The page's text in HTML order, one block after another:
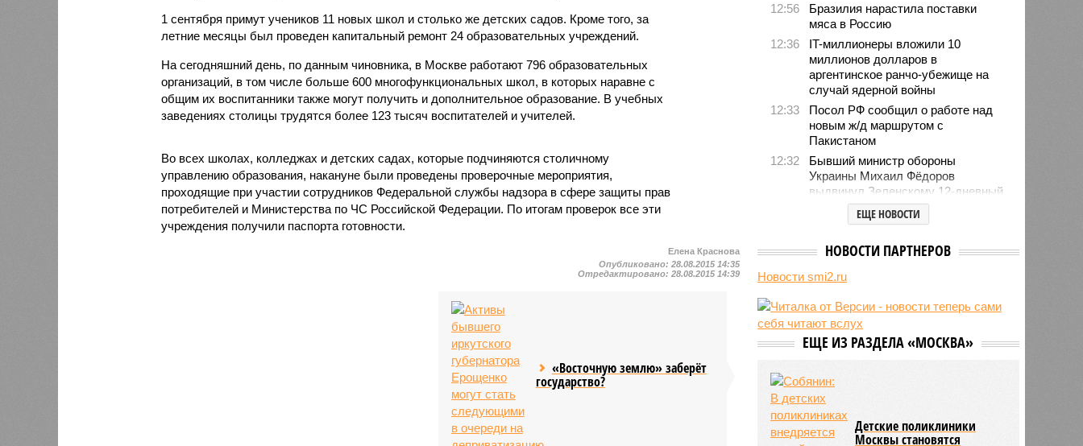
1 сентября примут учеников 11 новых школ и столько же детских садов. Кроме того, за
летние месяцы был проведен капитальный ремонт 24 образовательных учреждений.
На сегодняшний день, по данным чиновника, в Москве работают 796 образовательных
организаций, в том числе больше 600 многофункциональных школ, в которых наравне с
общим их воспитанники также могут получить и дополнительное образование. В учебных
заведениях столицы трудятся более 123 тысяч воспитателей и учителей.
Во всех школах, колледжах и детских садах, которые подчиняются столичному
управлению образования, накануне были проведены проверочные мероприятия,
проходящие при участии сотрудников Федеральной службы надзора в сфере защиты прав
потребителей и Министерства по ЧС Российской Федерации. По итогам проверок все эти
учреждения получили паспорта готовности.
Елена Краснова
Опубликовано:28.08.2015 14:35
Отредактировано:28.08.2015 14:39
«Восточную землю» заберёт
государство?
12:56
Бразилия нарастила поставки
мяса в Россию
12:36
IT-миллионеры вложили 10
миллионов долларов в
аргентинское ранчо-убежище на
случай ядерной войны
12:33
Посол РФ сообщил о работе над
новым ж/д маршрутом с
Пакистаном
12:32
Бывший министр обороны
Украины Михаил Фёдоров
выдвинул Зеленскому 12-дневный
ультиматум
Удары США лишь замедлили
блогер передумал из-за реакции
11:43
Итальянские аграрии забили
тревогу из-за засухи
ЕЩЕ НОВОСТИ
НОВОСТИ ПАРТНЕРОВ
Новости smi2.ru
ЕЩЕ ИЗ РАЗДЕЛА «МОСКВА»
Детские поликлиники
Москвы становятся